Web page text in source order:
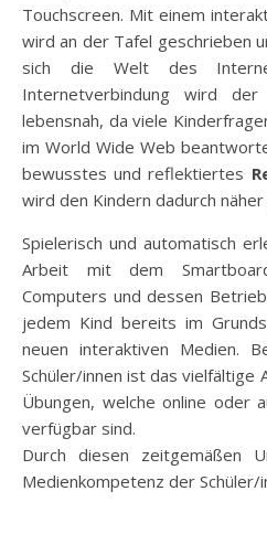
Touchscreen. Mit einem
wird an der Tafel geschrieben
sich die Welt des
Internetverbindung wird
lebensnah, da viele
im World Wide Web
bewusstes und reflektiertes
wird den Kindern dadurch
Spielerisch und automatisch
Arbeit mit dem
Computers und dessen
jedem Kind bereits im
neuen interaktiven Medien.
Schüler/innen ist das vielfältige
Übungen, welche online oder
verfügbar sind.
Durch diesen zeitgemäßen
Medienkompetenz der Schüler/